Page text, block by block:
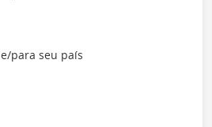
para seu país